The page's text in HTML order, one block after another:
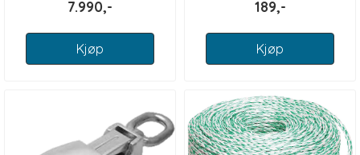
7.990,-
Kjøp
189,-
Kjøp